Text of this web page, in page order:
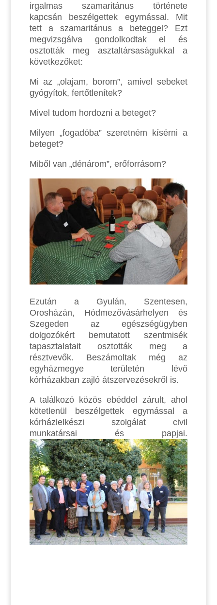
irgalmas szamaritánus története
kapcsán beszélgettek egymással. Mit
tett a szamaritánus a beteggel? Ezt
megvizsgálva gondolkodtak el és
osztották meg asztaltársaságukkal a
következőket:
Mi az „olajam, borom”, amivel sebeket
gyógyítok, fertőtlenítek?
Mivel tudom hordozni a beteget?
Milyen „fogadóba” szeretném kísérni a
beteget?
Miből van „dénárom”, erőforrásom?
Ezután a Gyulán, Szentesen,
Orosházán, Hódmezővásárhelyen és
Szegeden az egészségügyben
dolgozókért bemutatott szentmisék
tapasztalatait osztották meg a
résztvevők. Beszámoltak még az
egyházmegye területén lévő
kórházakban zajló átszervezésekről is.
A találkozó közös ebéddel zárult, ahol
kötetlenül beszélgettek egymással a
kórházlelkészi szolgálat civil
munkatársai és papjai.